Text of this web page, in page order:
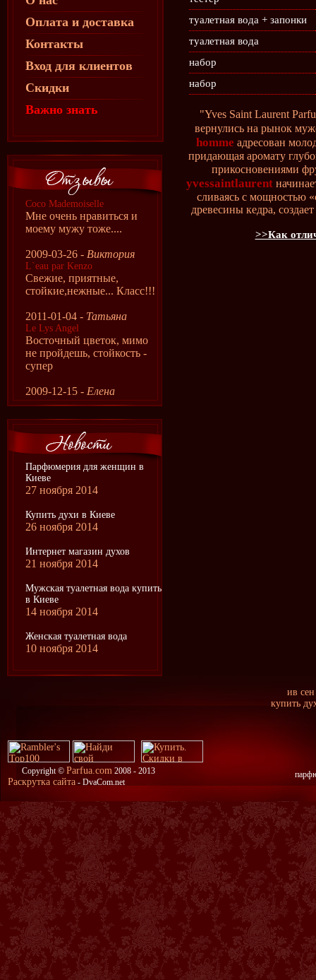
Оплата и доставка
Контакты
Вход для клиентов
Скидки
Важно знать
Coco Mademoiselle
Мне очень нравиться и
моему мужу тоже....
2009-03-26 - Виктория
L`eau par Kenzo
Свежие, приятные,
стойкие,нежные... Класс!!!
2011-01-04 - Татьяна
Le Lys Angel
Восточный цветок, мимо
не пройдешь, стойкость -
супер
2009-12-15 - Елена
Парфюмерия для женщин в
Киеве
27 ноября 2014
Купить духи в Киеве
26 ноября 2014
Интернет магазин духов
21 ноября 2014
Мужская туалетная вода купить
в Киеве
14 ноября 2014
Женская туалетная вода
10 ноября 2014
туалетная вода + запонки
туалетная вода
набор
набор
"Yves Saint Laurent
вернулись на рынок
homme адресован
придающая аромату
прикосновениями
yvessaintlaurent
сливаясь с мощностью
древесины кедра,
>>Как
ив
купить
Copyright © Parfua.com 2008 - 2013
Раскрутка сайта - DvaCom.net